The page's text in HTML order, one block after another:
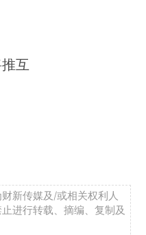
互
新传媒及/或相关权利人
进行转载、摘编、复制及